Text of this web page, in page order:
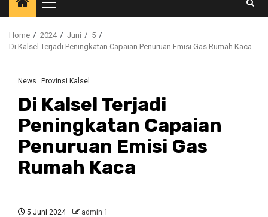
Primary
Menu
Home 2024 Juni
5
Di Kalsel Terjadi Peningkatan Capaian Penuruan Emisi Gas Rumah Kaca
News Provinsi Kalsel
Di Kalsel Terjadi
Peningkatan Capaian
Penuruan Emisi Gas
Rumah Kaca
5 Juni 2024 admin 1